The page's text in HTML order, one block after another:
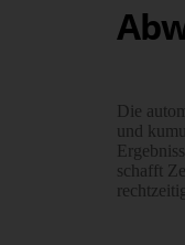
Die
und
schafft